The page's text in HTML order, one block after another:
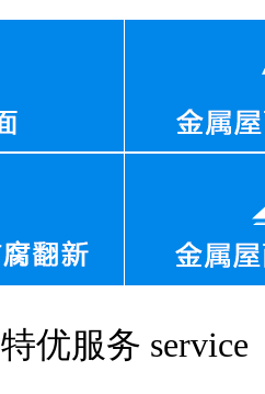
特优服务 service